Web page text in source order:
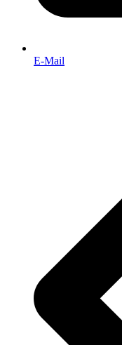
E-Mail